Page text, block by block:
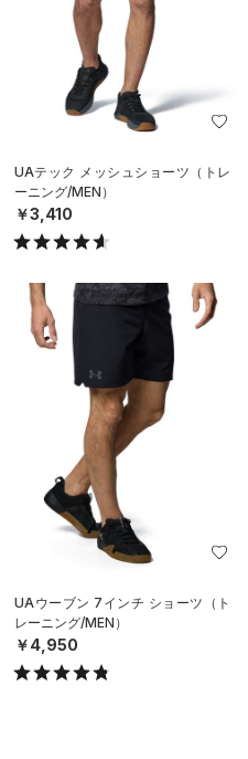
UAテック メッシュショーツ（トレ
ーニング/MEN）
￥3,410
UAウーブン 7インチ ショーツ（ト
レーニング/MEN）
￥4,950